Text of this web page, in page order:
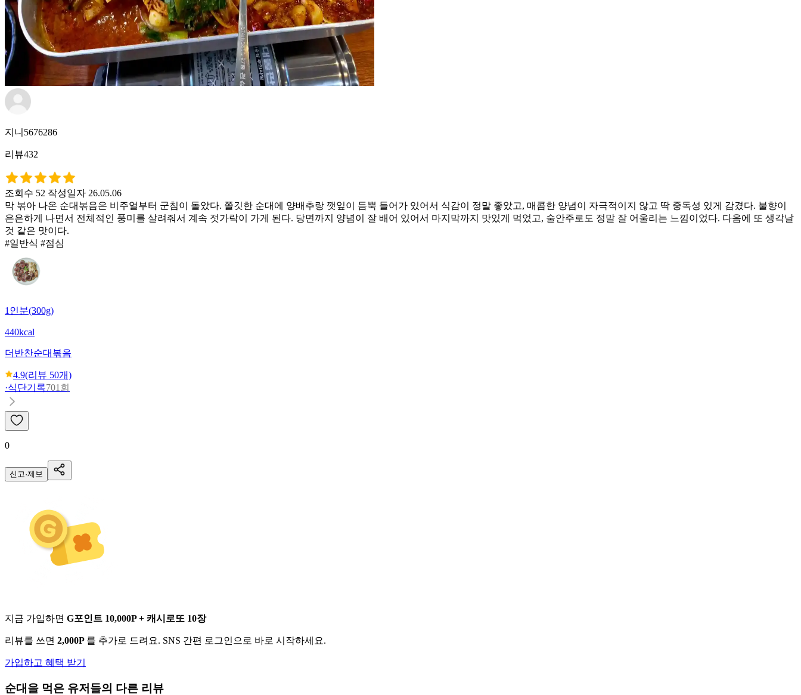
지니5676286
리뷰432
조회수 52 작성일자 26.05.06
막 볶아 나온 순대볶음은 비주얼부터 군침이 돌았다. 쫄깃한 순대에 양배추랑 깻잎이 듬뿍 들어가 있어서 식감이 정말 좋았고, 매콤한 양념이 자극적이지 않고 딱 중독성 있게 감겼다. 불향이
은은하게 나면서 전체적인 풍미를 살려줘서 계속 젓가락이 가게 된다. 당면까지 양념이 잘 배어 있어서 마지막까지 맛있게 먹었고, 술안주로도 정말 잘 어울리는 느낌이었다. 다음에 또 생각날
것 같은 맛이다.
#일반식 #점심
1인분(300g)
440kcal
더반찬순대볶음
4.9(리뷰 50개)
·식단기록701회
0
신고·제보
지금 가입하면 G포인트 10,000P + 캐시로또 10장
리뷰를 쓰면 2,000P 를 추가로 드려요. SNS 간편 로그인으로 바로 시작하세요.
가입하고 혜택 받기
순대 을 먹은 유저들의 다른 리뷰